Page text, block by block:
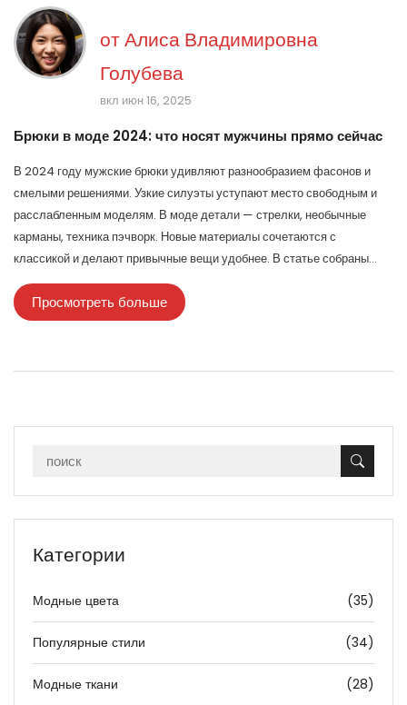
отАлиса Владимировна
Голубева
вкл июн 16, 2025
Брюки в моде 2024: что носят мужчины прямо сейчас
В 2024 году мужские брюки удивляют разнообразием фасонов и
смелыми решениями. Узкие силуэты уступают место свободным и
расслабленным моделям. В моде детали — стрелки, необычные
карманы, техника пэчворк. Новые материалы сочетаются с
классикой и делают привычные вещи удобнее. В статье собраны
актуальные примеры и советы, как подобрать брюки для любого
стиля и случая.
Просмотреть больше
Категории
Модные цвета (35)
Популярные стили (34)
Модные ткани (28)